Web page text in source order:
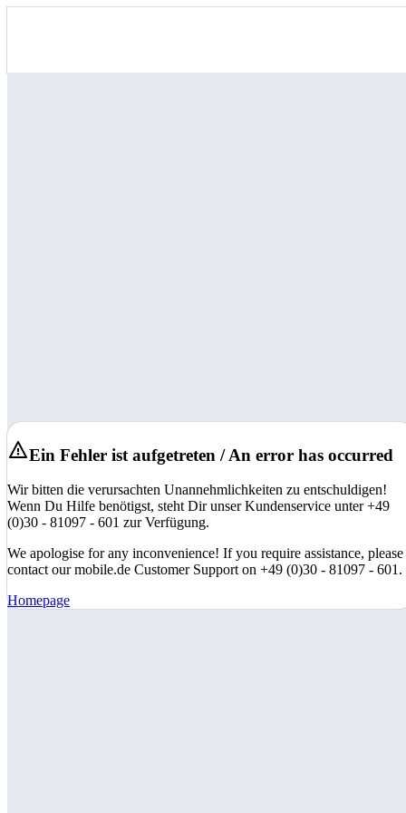
Ein Fehler ist aufgetreten / An error has occurred
Wir bitten die verursachten Unannehmlichkeiten zu entschuldigen!
Wenn Du Hilfe benötigst, steht Dir unser Kundenservice unter +49
(0)30 - 81097 - 601 zur Verfügung.
We apologise for any inconvenience! If you require assistance, please
contact our mobile.de Customer Support on +49 (0)30 - 81097 - 601.
Homepage